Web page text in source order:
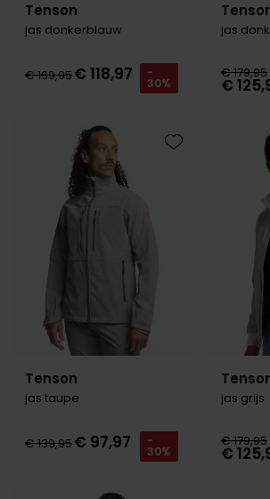
Tenson
jas donkerblauw
€ 169,95€ 118,97 -
30%
jas
€ 179,95
€
Tenson
jas taupe
€ 139,95€ 97,97 -
30%
Toevoegen aan
jas grijs
€ 179,95
€